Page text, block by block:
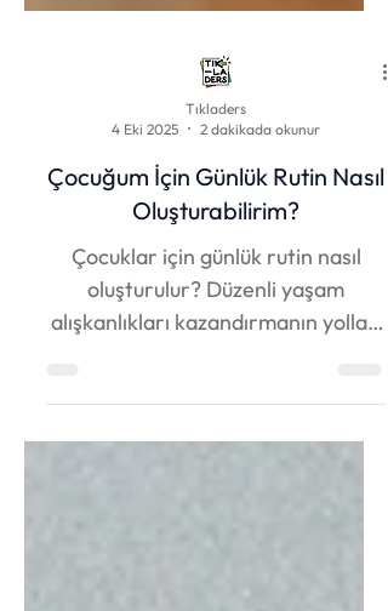
Tıkladers
4 Eki 2025
2 dakikada okunur
Çocuğum İçin Günlük Rutin Nasıl
Oluşturabilirim?
Çocuklar için günlük rutin nasıl
ve ebeveynler için pratik öneriler
burada!